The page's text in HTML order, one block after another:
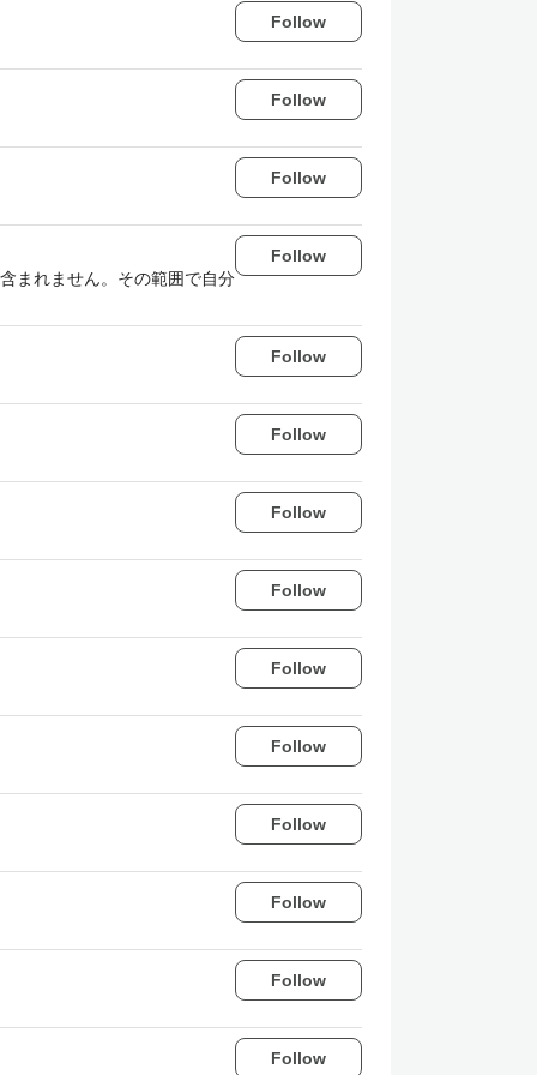
Follow
Follow
Follow
まれません。その範囲で自分
Follow
Follow
Follow
Follow
Follow
Follow
Follow
Follow
Follow
Follow
Follow